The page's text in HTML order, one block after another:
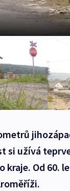
si užívá
Od 60.